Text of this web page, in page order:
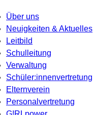
Über uns
Neuigkeiten & Aktuelles
Leitbild
Schulleitung
Verwaltung
Schüler:innenvertretung
Elternverein
Personalvertretung